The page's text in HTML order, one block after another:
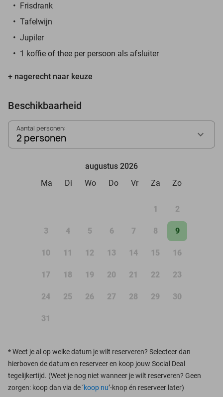
Frisdrank
Tafelwijn
Jupiler
1 koffie of thee per persoon als afsluiter
+ nagerecht naar keuze
Beschikbaarheid
Aantal personen:
2 personen
augustus 2026
Ma
Di Wo Do Vr Za Zo
1 2
3 4 5 6 7 8 9
10 11 12 13 14 15 16
17 18 19 20 21 22 23
24 25 26 27 28 29 30
31
*Weet je al op welke datum je wilt reserveren? Selecteer dan
hierboven de datum en reserveer en koop jouw Social Deal
tegelijkertijd. (Weet je nog niet wanneer je wilt reserveren? Geen
zorgen: koop dan via de ‘koop nu’-knop én reserveer later)